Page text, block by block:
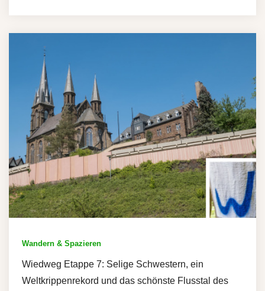
Wandern & Spazieren
Wiedweg Etappe 7: Selige Schwestern, ein
Weltkrippenrekord und das schönste Flusstal des